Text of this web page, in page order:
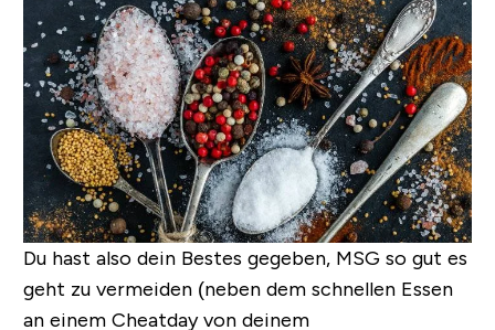
Du hast also dein Bestes gegeben, MSG so gut es
geht zu vermeiden (neben dem schnellen Essen
an einem Cheatday von deinem